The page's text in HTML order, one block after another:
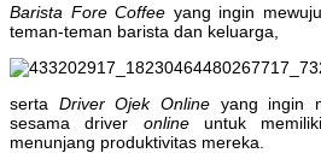
Barista Fore Coffee yang ingin
teman-teman barista dan keluarga,
serta Driver Ojek Onlineyang ingin
sesama driver online untuk
menunjang produktivitas mereka.